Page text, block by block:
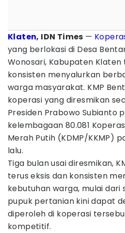
Klaten, IDN Times —
yang berlokasi di Desa
Wonosari, Kabupaten Klaten
konsisten menyalurkan
warga masyarakat. KMP
koperasi yang diresmikan
Presiden Prabowo Subianto
kelembagaan 80.081
Merah Putih (KDMP/KKMP)
lalu.
Tiga bulan usai diresmikan,
terus eksis dan konsisten
kebutuhan warga, mulai dari
pupuk pertanian kini dapat
diperoleh di koperasi
kompetitif.